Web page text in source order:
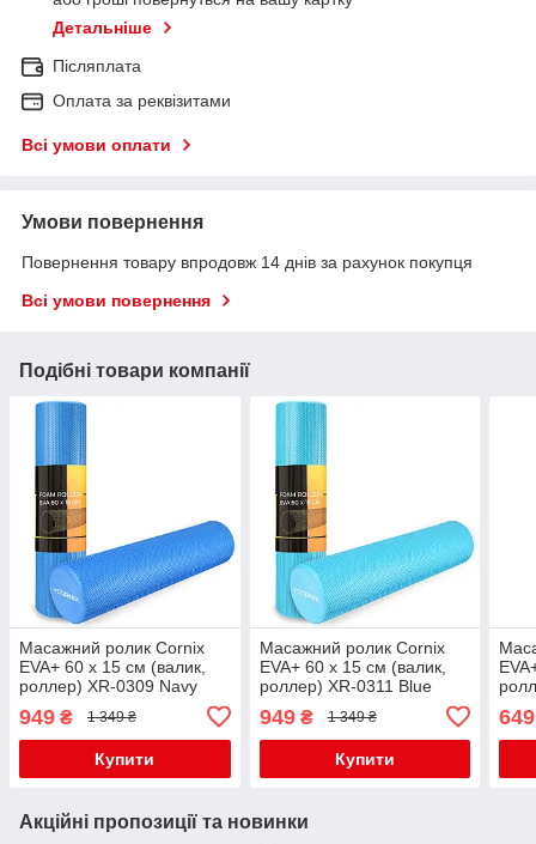
Детальніше
Післяплата
Оплата за реквізитами
Всі умови оплати
Умови повернення
Повернення товару впродовж 14 днів за рахунок покупця
Всі умови повернення
Подібні товари компанії
Масажний ролик Cornix
EVA+ 60 x 15 см (валик,
роллер) XR-0309 Navy
949 ₴ 1 349 ₴
Купити
Масажний ролик Cornix
EVA+ 60 x 15 см (валик,
роллер) XR-0311 Blue
949₴ 1 349 ₴
Купити
649
Акційні пропозиції та новинки